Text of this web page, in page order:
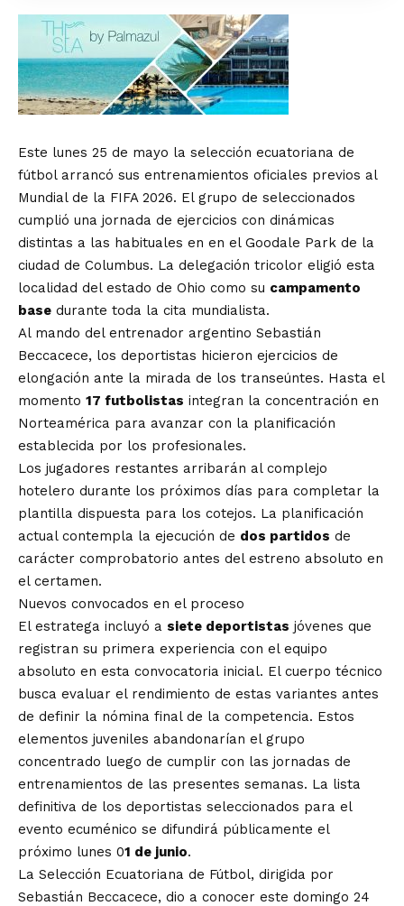
Este lunes 25 de mayo la selección ecuatoriana de
fútbol arrancó sus entrenamientos oficiales previos al
Mundial de la FIFA 2026. El grupo de seleccionados
cumplió una jornada de ejercicios con dinámicas
distintas a las habituales en en el Goodale Park de la
ciudad de Columbus. La delegación tricolor eligió esta
localidad del estado de Ohio como su campamento
base durante toda la cita mundialista.
Al mando del entrenador argentino Sebastián
Beccacece, los deportistas hicieron ejercicios de
elongación ante la mirada de los transeúntes. Hasta el
momento 17 futbolistas integran la concentración en
Norteamérica para avanzar con la planificación
establecida por los profesionales.
Los jugadores restantes arribarán al complejo
hotelero durante los próximos días para completar la
plantilla dispuesta para los cotejos. La planificación
actual contempla la ejecución de dos partidos de
carácter comprobatorio antes del estreno absoluto en
el certamen.
Nuevos convocados en el proceso
El estratega incluyó a siete deportistas jóvenes que
registran su primera experiencia con el equipo
absoluto en esta convocatoria inicial. El cuerpo técnico
busca evaluar el rendimiento de estas variantes antes
de definir la nómina final de la competencia. Estos
elementos juveniles abandonarían el grupo
concentrado luego de cumplir con las jornadas de
entrenamientos de las presentes semanas. La lista
definitiva de los deportistas seleccionados para el
evento ecuménico se difundirá públicamente el
próximo lunes 01 de junio.
La Selección Ecuatoriana de Fútbol, dirigida por
Sebastián Beccacece, dio a conocer este domingo 24